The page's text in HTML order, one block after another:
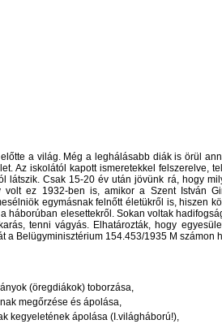
a világ. Még a leghálásabb diák is örül
Az iskolától kapott ismeretekkel
látszik. Csak 15-20 év után jövünk rá, hogy
ez 1932-ben is, amikor a Szent István
egymásnak felnőtt életükről is, hiszen
háborúban elesettekről. Sokan voltak
tenni vágyás. Elhatározták, hogy
a Belügyminisztérium 154.453/1935 M számon
(öregdiákok) toborzása,
megőrzése és ápolása,
kegyeletének ápolása (I.világháború!),